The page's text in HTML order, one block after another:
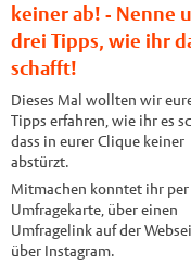
keiner ab! - Nenne
drei Tipps, wie ihr
schafft!
Dieses Mal wollten wir
Tipps erfahren, wie ihr es
dass in eurer Clique keiner
abstürzt.
Mitmachen konntet ihr per
Umfragekarte, über einen
Umfragelink auf der
über Instagram.